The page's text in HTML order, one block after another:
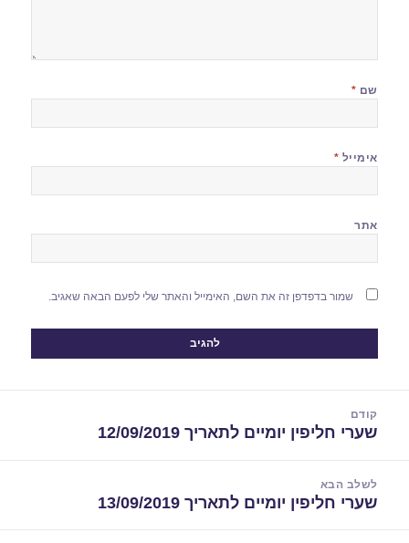
שם *
אימייל *
אתר
שמור בדפדפן זה את השם, האימייל והאתר שלי לפעם הבאה שאגיב.
קודם
הפוסט
שערי חליפין יומיים לתאריך 12/09/2019
לשלב הבא
הפוסט
שערי חליפין יומיים לתאריך 13/09/2019